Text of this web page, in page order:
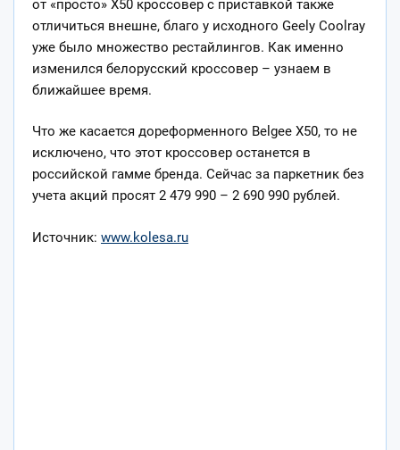
от «просто» X50 кроссовер с приставкой также
отличиться внешне, благо у исходного Geely Coolray
уже было множество рестайлингов. Как именно
изменился белорусский кроссовер – узнаем в
ближайшее время.
Что же касается дореформенного Belgee X50, то не
исключено, что этот кроссовер останется в
российской гамме бренда. Сейчас за паркетник без
учета акций просят 2 479 990 – 2 690 990 рублей.
Источник: www.kolesa.ru